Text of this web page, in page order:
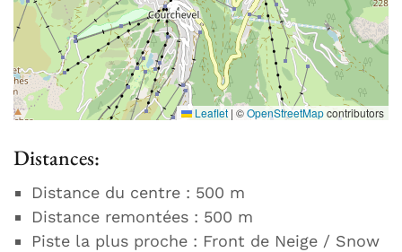
Leaflet | ©OpenStreetMapcontributors
Distances:
Distance du centre : 500 m
Distance remontées : 500 m
Piste la plus proche : Front de Neige / Snow